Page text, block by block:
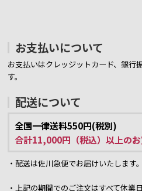
お支払いについて
お支払いはクレッジットカード、銀行
す。
配送について
全国一律送料550円(税別)
合計11,000円（税込）以上のお
・配送は佐川急便でお届けいたします。
・上記の期間でのご注文はすべて休業